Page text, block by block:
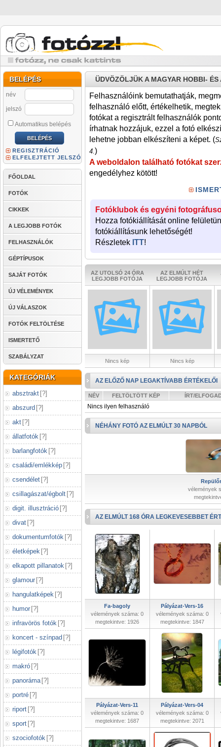
BELÉPÉS
név
jelszó
Automatikus belépés
REGISZTRÁCIÓ
ELFELEJTETT JELSZÓ
FŐOLDAL
FOTÓK
CIKKEK
A LEGJOBB FOTÓK
FELHASZNÁLÓK
GÉPTÍPUSOK
SAJÁT FOTÓK
ÚJ VÉLEMÉNYEK
ÚJ VÁLASZOK
FOTÓK FELTÖLTÉSE
ISMERTETŐ
SZABÁLYZAT
KATEGÓRIÁK
absztrakt [?]
abszurd [?]
akt [?]
állatfotók [?]
barlangfotók [?]
családi/emlékkép [?]
csendélet [?]
csillagászat/égbolt [?]
digit. illusztráció [?]
divat [?]
dokumentumfotók [?]
életképek [?]
elkapott pillanatok [?]
glamour [?]
hangulatképek [?]
humor [?]
infravörös fotók [?]
koncert - színpad [?]
légifotók [?]
makró [?]
panoráma [?]
portré [?]
riport [?]
sport [?]
szociofotók [?]
ÜDVÖZÖLJÜK A MAGYAR HOBBI-
Felhasználóink bemutathatják,
felhasználó előtt, értékelhetik,
fotókat a regisztrált felhasználók
írhatnak hozzájuk, ezzel a fotó
lehetne jobban elkészíteni a képet. (
4.)
A weboldalon található fotókat
engedélyhez kötött!
Fotóklubok és egyéni
Hozza fotókiállítását online
fotókiállításunk lehetőségét!
Részletek ITT!
AZ UTOLSÓ 24 ÓRA
LEGJOBB FOTÓJA
AZ ELMÚLT HÉT
LEGJOBB FOTÓJA
Nincs kép Nincs kép
AZ ELŐZŐ NAP LEGAKTÍVABB ÉRTÉKELŐI
NÉV FELTÖLTÖTT KÉP ÍRT/
Nincs ilyen felhasználó
NÉHÁNY FOTÓ AZ ELMÚLT 30 NAPBÓL
vélemények
AZ ELMÚLT 168 ÓRA LEGKEVESEBBET
Fa-bagoly
vélemények száma: 0
megtekintve: 1926
Pályázat-Vers-16
vélemények száma: 0
megtekintve: 1847
Pályázat-Vers-11
vélemények száma: 0
megtekintve: 1687
Pályázat-Vers-04
vélemények száma: 0
megtekintve: 2071